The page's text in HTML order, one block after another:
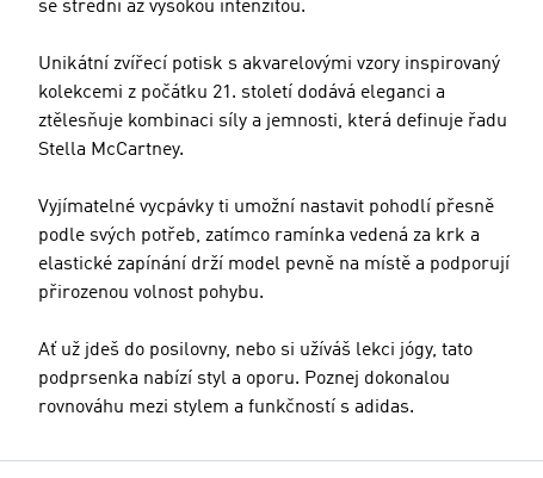
se střední až vysokou intenzitou.
Unikátní zvířecí potisk s akvarelovými vzory inspirovaný
kolekcemi z počátku 21. století dodává eleganci a
ztělesňuje kombinaci síly a jemnosti, která definuje řadu
Stella McCartney.
Vyjímatelné vycpávky ti umožní nastavit pohodlí přesně
podle svých potřeb, zatímco ramínka vedená za krk a
elastické zapínání drží model pevně na místě a podporují
přirozenou volnost pohybu.
Ať už jdeš do posilovny, nebo si užíváš lekci jógy, tato
podprsenka nabízí styl a oporu. Poznej dokonalou
rovnováhu mezi stylem a funkčností s adidas.